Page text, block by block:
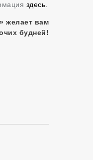
здесь.
желает вам
будней!